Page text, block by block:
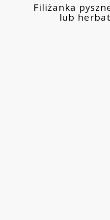
Filiżanka
lub